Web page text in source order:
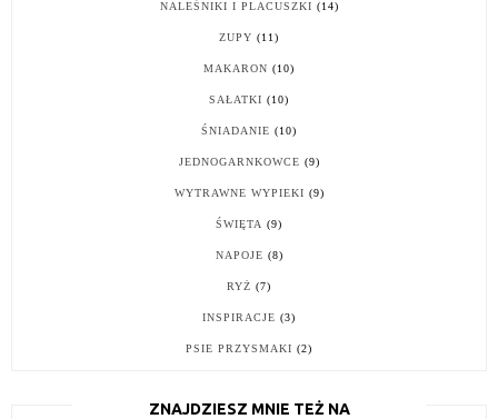
NALEŚNIKI I PLACUSZKI (14)
ZUPY (11)
MAKARON (10)
SAŁATKI (10)
ŚNIADANIE (10)
JEDNOGARNKOWCE (9)
WYTRAWNE WYPIEKI (9)
ŚWIĘTA (9)
NAPOJE (8)
RYŻ (7)
INSPIRACJE (3)
PSIE PRZYSMAKI (2)
ZNAJDZIESZ MNIE TEŻ NA